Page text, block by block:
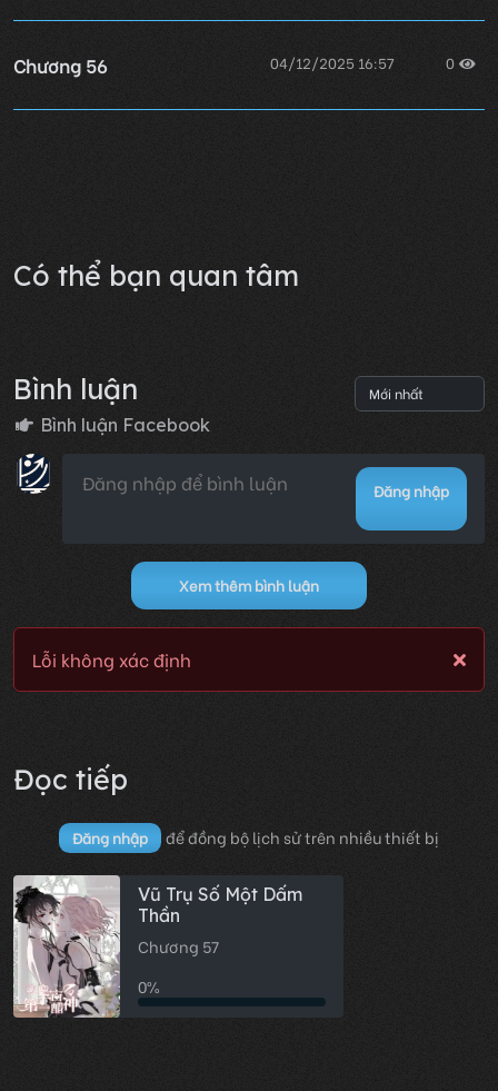
Chương 56 04/12/2025 16:57 0
Có thể bạn quan tâm
Bình luận
Bình luận Facebook
Đăng nhập
Xem thêm bình luận
Lỗi không xác định
Đọc tiếp
Đăng nhập để đồng bộ lịch sử trên nhiều thiết bị
Vũ Trụ Số Một Dấm
Thần
Chương 57
0%